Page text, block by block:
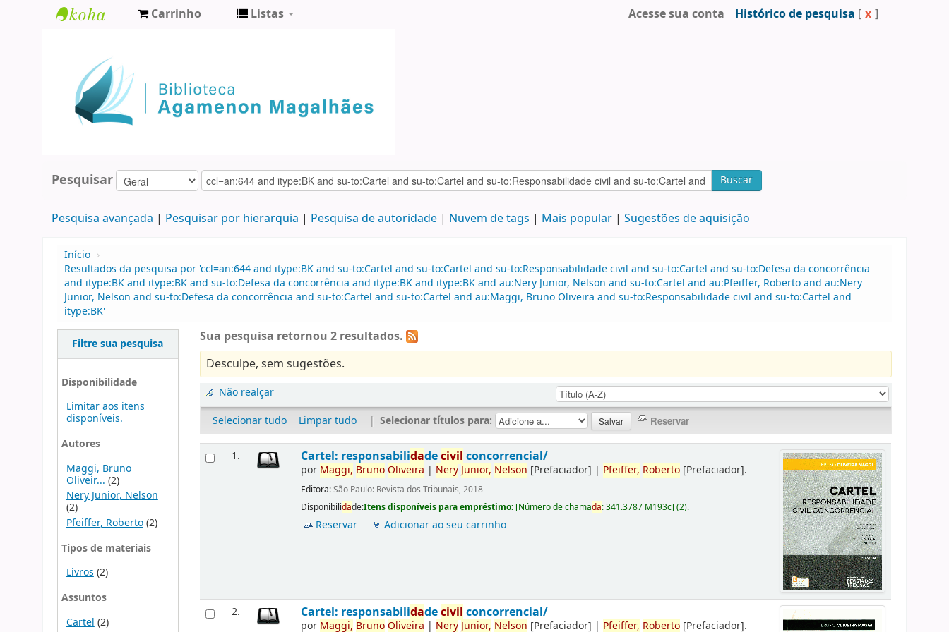
Agamenon
Magalhães
Carrinho Listas Acesse sua conta Histórico de pesquisa [ x ]
Pesquisar Buscar
Pesquisa avançada Pesquisar por hierarquia Pesquisa de autoridade Nuvem de tags Mais popular Sugestões de aquisição
Início ›
Resultados da pesquisa por 'ccl=an:644 and itype:BK and su-to:Cartel and su-to:Cartel and su-to:Responsabilidade civil and su-to:Cartel and su-to:Defesa da concorrência
and itype:BK and itype:BK and su-to:Defesa da concorrência and itype:BK and itype:BK and au:Nery Junior, Nelson and su-to:Cartel and au:Pfeiffer, Roberto and au:Nery
Junior, Nelson and su-to:Defesa da concorrência and su-to:Cartel and su-to:Cartel and au:Maggi, Bruno Oliveira and su-to:Responsabilidade civil and su-to:Cartel and
itype:BK'
Filtre sua pesquisa
Disponibilidade
Limitar aos itens
disponíveis.
Autores
Maggi, Bruno
Oliveir... (2)
Nery Junior, Nelson
(2)
Pfeiffer, Roberto(2)
Tipos de materiais
Livros(2)
Assuntos
Cartel (2)
Sua pesquisa retornou 2 resultados.
Desculpe, sem sugestões.
Não realçar
Selecionar tudo
Limpar tudo | Selecionar títulos para:
1. Cartel: responsabilidadecivil concorrencial/
por Maggi, BrunoOliveira | NeryJunior, Nelson [Prefaciador] | Pfeiffer, Roberto [Prefaciador].
Editora:São Paulo: Revista dos Tribunais, 2018
Disponibilidade:Itens disponíveis para empréstimo: [Número de chamada:341.3787 M193c](2).
Reservar Adicionar ao seu carrinho
2. Cartel: responsabilidadecivil concorrencial/
por Maggi, BrunoOliveira | NeryJunior, Nelson [Prefaciador] | Pfeiffer, Roberto [Prefaciador].